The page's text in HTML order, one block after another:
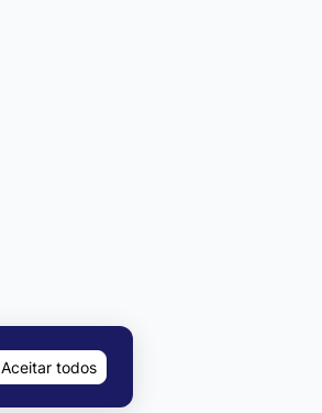
Aceitar todos